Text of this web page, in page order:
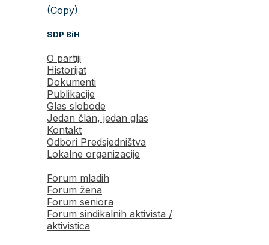
(Copy)
SDP BiH
O partiji
Historijat
Dokumenti
Publikacije
Glas slobode
Jedan član, jedan glas
Kontakt
Odbori Predsjedništva
Lokalne organizacije
Forum mladih
Forum žena
Forum seniora
Forum sindikalnih aktivista /
aktivistica